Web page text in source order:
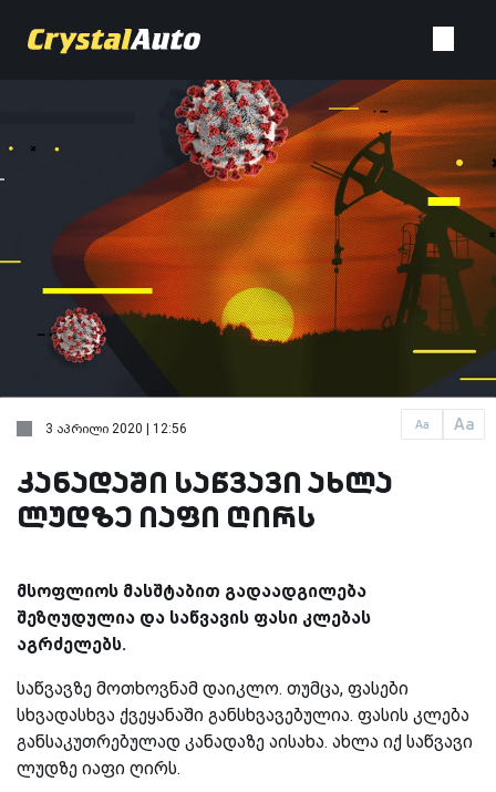
Aa Aa
3 აპრილი 2020 | 12:56
კანადაში საწვავი ახლა
ლუდზე იაფი ღირს
მსოფლიოს მასშტაბით გადაადგილება
შეზღუდულია და საწვავის ფასი კლებას
აგრძელებს.
საწვავზე მოთხოვნამ დაიკლო. თუმცა, ფასები
სხვადასხვა ქვეყანაში განსხვავებულია. ფასის კლება
განსაკუთრებულად კანადაზე აისახა. ახლა იქ საწვავი
ლუდზე იაფი ღირს.